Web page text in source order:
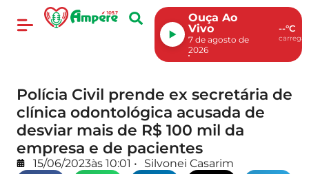
Ouça Ao
Vivo
7 de agosto de
2026
--°C
Polícia Civil prende ex secretária de
clínica odontológica acusada de
desviar mais de R$ 100 mil da
empresa e de pacientes
15/06/2023às 10:01 • Silvonei Casarim